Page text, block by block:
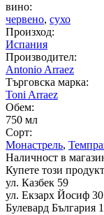
вино:
червено, сухо
Произход:
Испания
Производител:
Antonio Arraez
Търговска марка:
Toni Arraez
Обем:
750 мл
Сорт:
Монастрель,
Наличност в
Купете този
ул. Казбек 59
ул. Екзарх Йосиф 30
Булевард България